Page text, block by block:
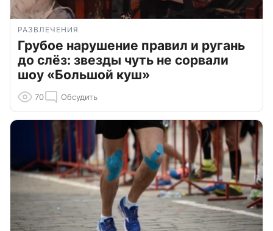
РАЗВЛЕЧЕНИЯ
Грубое нарушение правил и ругань
до слёз: звезды чуть не сорвали
шоу «Большой куш»
70 Обсудить